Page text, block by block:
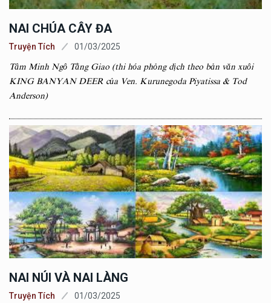
NAI CHÚA CÂY ĐA
Truyện Tích 01/03/2025
Tâm Minh Ngô Tằng Giao (thi hóa phỏng dịch theo bản văn xuôi
KING BANYAN DEER của Ven. Kurunegoda Piyatissa & Tod
Anderson)
NAI NÚI VÀ NAI LÀNG
Truyện Tích 01/03/2025